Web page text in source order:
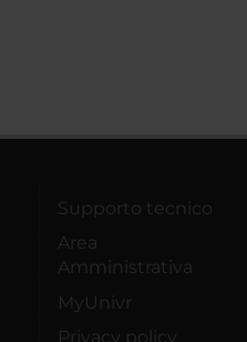
Supporto tecnico
Area
Amministrativa
MyUnivr
Privacy policy